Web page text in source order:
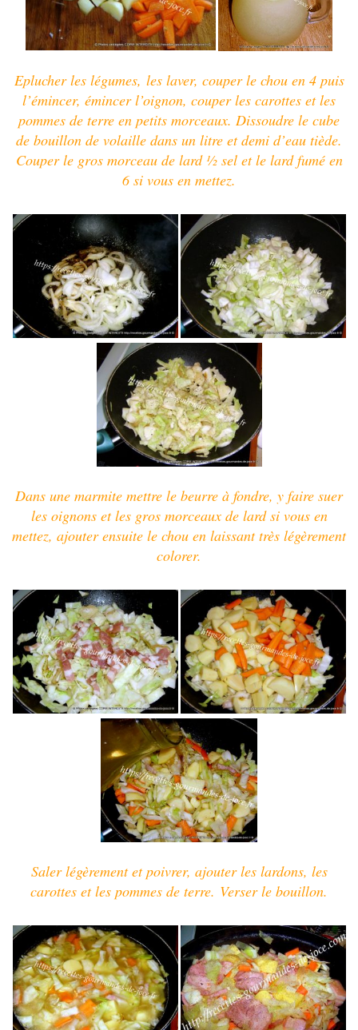
Eplucher les légumes, les laver, couper le chou en 4 puis
l’émincer, émincer l’oignon, couper les carottes et les
pommes de terre en petits morceaux. Dissoudre le cube
de bouillon de volaille dans un litre et demi d’eau tiède.
Couper le gros morceau de lard ½ sel et le lard fumé en
6 si vous en mettez.
Dans une marmite mettre le beurre à fondre, y faire suer
les oignons et les gros morceaux de lard si vous en
mettez, ajouter ensuite le chou en laissant très légèrement
colorer.
Saler légèrement et poivrer, ajouter les lardons, les
carottes et les pommes de terre. Verser le bouillon.